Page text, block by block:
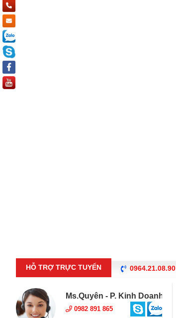
HỖ TRỢ TRỰC TUYẾN 0964.21.08.90
Ms.Quyên - P. Kinh Doanh
0982 891 865